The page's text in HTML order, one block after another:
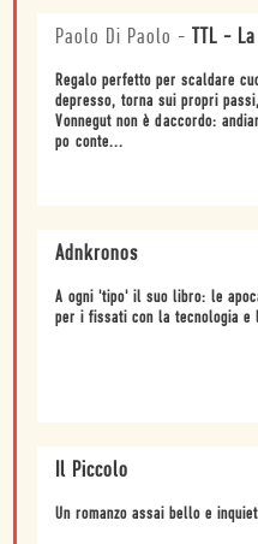
Paolo Di Paolo - TTL -
Regalo perfetto per scaldare
depresso, torna sui propri
Vonnegut non è daccordo:
po conte...
Adnkronos
A ogni 'tipo' il suo libro: le
per i fissati con la tecnologia e
Il Piccolo
Un romanzo assai bello e